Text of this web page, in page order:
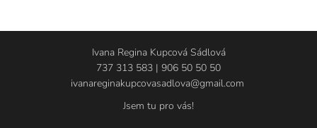
Ivana Regina Kupcová Sádlová
737 313 583 | 906 50 50 50
ivanareginakupcovasadlova@gmail.com
Jsem tu pro vás!